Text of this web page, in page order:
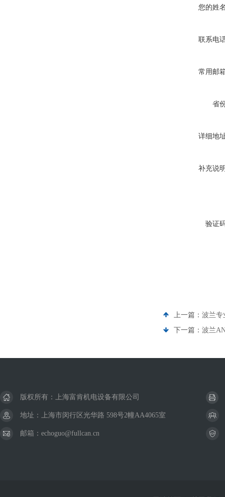
您的姓
联系电
常用邮
省
详细地
补充说
验证
上一篇： 波兰专
下一篇： 波兰
版权所有：上海富肯机电设备有限公司
地址：上海市闵行区光华路 598号2幢AA4065室
邮箱：echoguo@fullcan.cn